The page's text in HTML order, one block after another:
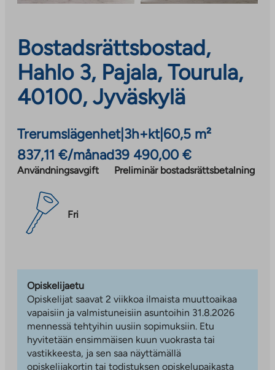
Bostadsrättsbostad,
Hahlo 3, Pajala, Tourula,
40100, Jyväskylä
Trerumslägenhet| 3h+kt| 60,5 m²
837,11 €/månad
Användningsavgift
39 490,00 €
Preliminär bostadsrättsbetalning
Fri
Opiskelijaetu
Opiskelijat saavat 2 viikkoa ilmaista muuttoaikaa
vapaisiin ja valmistuneisiin asuntoihin 31.8.2026
mennessä tehtyihin uusiin sopimuksiin. Etu
hyvitetään ensimmäisen kuun vuokrasta tai
vastikkeesta, ja sen saa näyttämällä
opiskelijakortin tai todistuksen opiskelupaikasta